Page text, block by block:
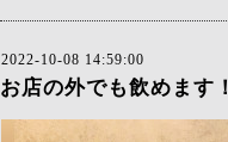
2022-10-08 14:59:00
お店の外でも飲めます！